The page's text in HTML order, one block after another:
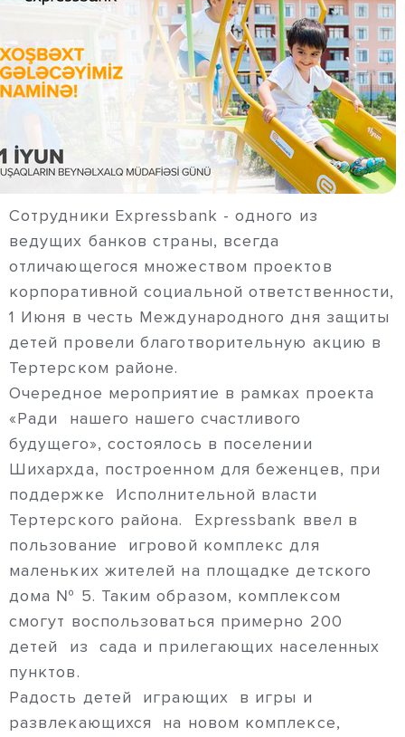
Сотрудники Expressbank - одного из
ведущих банков страны, всегда
отличающегося множеством проектов
корпоративной социальной ответственности,
1 Июня в честь Международного дня защиты
детей провели благотворительную акцию в
Тертерском районе.
Очередное мероприятие в рамках проекта
«Ради нашего нашего счастливого
будущего», состоялось в поселении
Шихархда, построенном для беженцев, при
поддержке Исполнительной власти
Тертерского района. Expressbank ввел в
пользование игровой комплекс для
маленьких жителей на площадке детского
дома № 5. Таким образом, комплексом
смогут воспользоваться примерно 200
детей из сада и прилегающих населенных
пунктов.
Радость детей играющих в игры и
развлекающихся на новом комплексе,